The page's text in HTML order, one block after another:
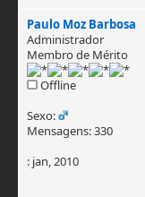
Paulo Moz Barbosa
Administrador
Membro de Mérito
Offline
Sexo:
Mensagens: 330
: jan, 2010